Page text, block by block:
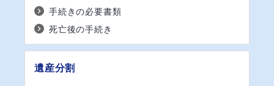
手続きの必要書類
死亡後の手続き
遺産分割